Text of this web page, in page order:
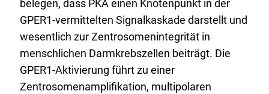
belegen, dass PKA einen Knotenpunkt in der
GPER1-vermittelten Signalkaskade darstellt und
wesentlich zur Zentrosomenintegrität in
menschlichen Darmkrebszellen beiträgt. Die
GPER1-Aktivierung führt zu einer
Zentrosomenamplifikation, multipolaren